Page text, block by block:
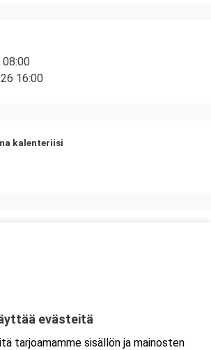
08:00
16:00
kalenteriisi
ajo-ohjeetevästeitä
tarjoamamme sisällön ja mainosten